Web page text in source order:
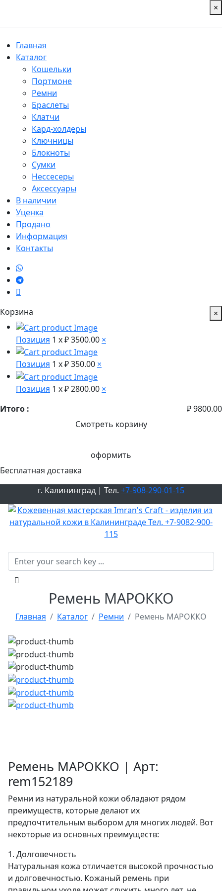
×
Главная
Каталог
Кошельки
Портмоне
Ремни
Браслеты
Клатчи
Кард-холдеры
Ключницы
Блокноты
Сумки
Нессесеры
Аксессуары
В наличии
Уценка
Продано
Информация
Контакты
Корзина ×
Позиция 1 x₽ 3500.00 ×
Позиция 1 x₽ 350.00 ×
Позиция 1 x₽ 2800.00 ×
Итого :
₽ 9800.00
Смотреть корзину
оформить
Бесплатная доставка
г. Калининград | Тел. +7-908-290-01-15
Ремень МАРОККО
Главная Каталог Ремни Ремень МАРОККО
Ремень МАРОККО | Арт:
rem152189
Ремни из натуральной кожи обладают рядом
преимуществ, которые делают их
предпочтительным выбором для многих людей. Вот
некоторые из основных преимуществ:
1. Долговечность
Натуральная кожа отличается высокой прочностью
и долговечностью. Кожаный ремень при